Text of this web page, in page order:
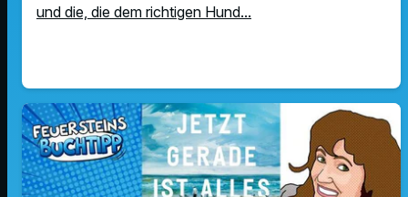
und die, die dem richtigen Hund...